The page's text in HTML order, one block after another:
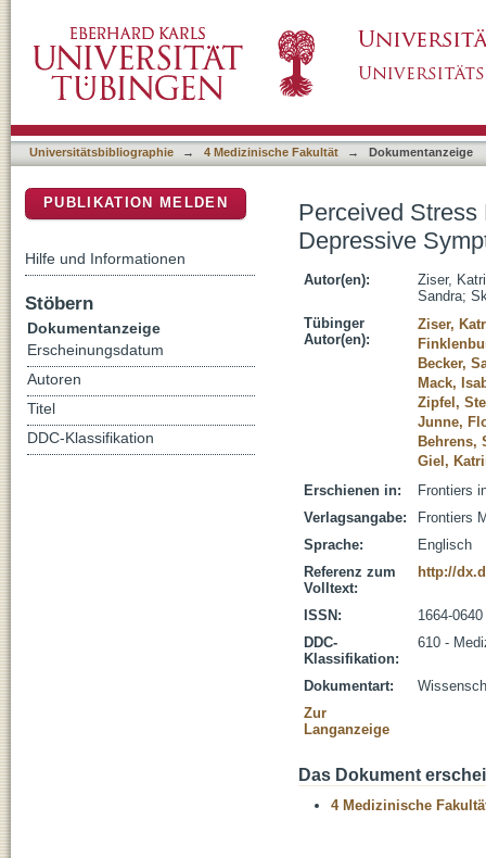
Individuals With Obesity
Universitätsbibliographie → 4 Medizinische Fakultät → Dokumentanzeige
Perceived
Depressive
Autor(en):
Ziser,
Sandra;
Tübinger
Autor(en):
Ziser,
Becker,
Mack,
Zipfel,
Junne,
Behrens,
Giel,
Erschienen in:
Frontiers
Verlagsangabe:
Frontiers
Sprache:
Englisch
Referenz zum
Volltext:
http://
ISSN:
1664-0640
DDC-
Klassifikation:
610 -
Dokumentart:
Zur
Langanzeige
Das Dokument
4 Medizinische
PUBLIKATION MELDEN
Hilfe und Informationen
Stöbern
Dokumentanzeige
Erscheinungsdatum
Autoren
Titel
DDC-Klassifikation